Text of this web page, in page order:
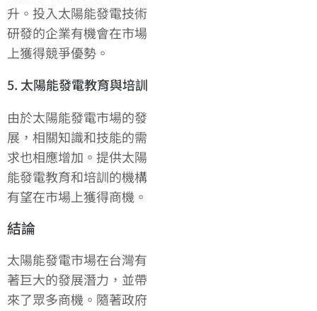
升。投入太陽能發電技術
研發的企業有機會在市場
上獲得競爭優勢。
5. 太陽能發電教育與培訓
由於太陽能發電市場的發
展，相關知識和技能的需
求也相應增加。提供太陽
能發電教育和培訓的機構
有望在市場上獲得商機。
結論
太陽能發電市場在台灣有
著巨大的發展潛力，並帶
來了眾多商機。隨著政府